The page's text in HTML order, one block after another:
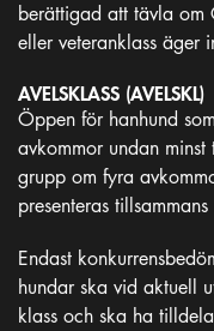
berättigad att tävla om
eller veteranklass äger
AVELSKLASS (AVELSKL)
Öppen för hanhund
avkommor undan
grupp om fyra
presenteras
Endast
hundar ska vid aktuell
klass och ska ha